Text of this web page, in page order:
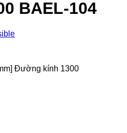
BAEL-104
Đường kính 1300